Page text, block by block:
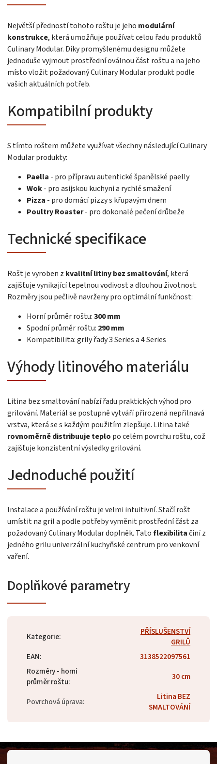
Největší předností tohoto roštu je jeho modulární
konstrukce, která umožňuje používat celou řadu produktů
Culinary Modular. Díky promyšlenému designu můžete
jednoduše vyjmout prostřední oválnou část roštu a na jeho
místo vložit požadovaný Culinary Modular produkt podle
vašich aktuálních potřeb.
Kompatibilní produkty
S tímto roštem můžete využívat všechny následující Culinary
Modular produkty:
Paella - pro přípravu autentické španělské paelly
Wok- pro asijskou kuchyni a rychlé smažení
Pizza - pro domácí pizzy s křupavým dnem
Poultry Roaster- pro dokonalé pečení drůbeže
Technické specifikace
Rošt je vyroben z kvalitní litiny bez smaltování, která
zajišťuje vynikající tepelnou vodivost a dlouhou životnost.
Rozměry jsou pečlivě navrženy pro optimální funkčnost:
Horní průměr roštu:300 mm
Spodní průměr roštu: 290 mm
Kompatibilita: grily řady 3 Series a 4 Series
Výhody litinového materiálu
Litina bez smaltování nabízí řadu praktických výhod pro
grilování. Materiál se postupně vytváří přirozená nepřilnavá
vrstva, která se s každým použitím zlepšuje. Litina také
rovnoměrně distribuuje teplo po celém povrchu roštu, což
zajišťuje konzistentní výsledky grilování.
Jednoduché použití
Instalace a používání roštu je velmi intuitivní. Stačí rošt
umístit na gril a podle potřeby vyměnit prostřední část za
požadovaný Culinary Modular doplněk. Tatoflexibilitačiní z
jedného grilu univerzální kuchyňské centrum pro venkovní
vaření.
Doplňkové parametry
Kategorie:
PŘÍSLUŠENSTVÍ
GRILŮ
EAN:
3138522097561
Rozměry - horní
průměr roštu: 30 cm
Povrchová úprava:
Litina BEZ
SMALTOVÁNÍ